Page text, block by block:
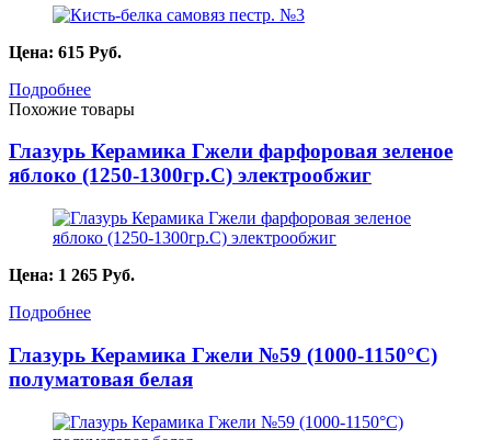
Цена: 615 Руб.
Подробнее
Похожие товары
Глазурь Керамика Гжели фарфоровая зеленое
яблоко (1250-1300гр.С) электрообжиг
Цена: 1 265 Руб.
Подробнее
Глазурь Керамика Гжели №59 (1000-1150°С)
полуматовая белая